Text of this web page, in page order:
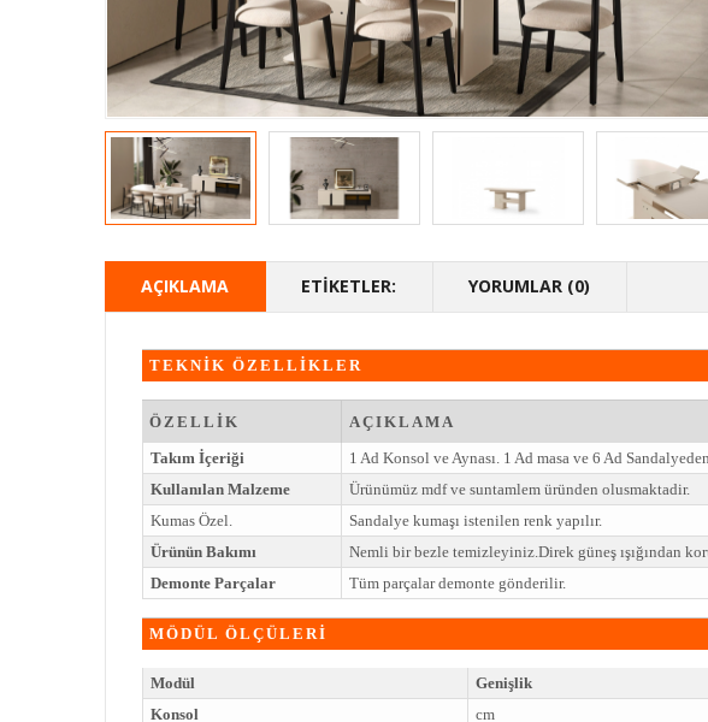
AÇIKLAMA ETIKETLER: YORUMLAR (0)
TEKNİK ÖZELLİKLER
ÖZELLİK
AÇIKLAMA
Takım İçeriği
1 Ad Konsol ve Aynası. 1 Ad masa ve 6 Ad
Kullanılan Malzeme
Ürünümüz mdf ve suntamlem üründen olusmaktadir.
Kumas Özel.
Sandalye kumaşı istenilen renk yapılır.
Ürünün Bakımı
Nemli bir bezle temizleyiniz.Direk güneş ışığından
Demonte Parçalar
Tüm parçalar demonte gönderilir.
MÖDÜL ÖLÇÜLERİ
Modül Genişlik
Konsol
cm